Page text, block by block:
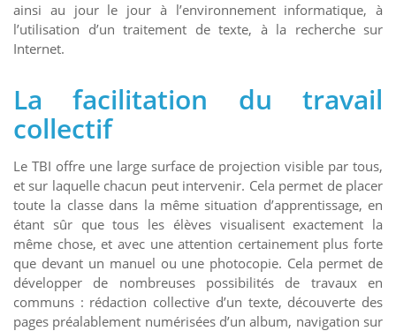
ainsi au jour le jour à l’environnement informatique, à
l’utilisation d’un traitement de texte, à la recherche sur
Internet.
La facilitation du travail
collectif
Le TBI offre une large surface de projection visible par tous,
et sur laquelle chacun peut intervenir. Cela permet de placer
toute la classe dans la même situation d’apprentissage, en
étant sûr que tous les élèves visualisent exactement la
même chose, et avec une attention certainement plus forte
que devant un manuel ou une photocopie. Cela permet de
développer de nombreuses possibilités de travaux en
communs : rédaction collective d’un texte, découverte des
pages préalablement numérisées d’un album, navigation sur